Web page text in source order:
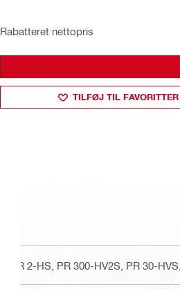
Rabatteret nettopris
TILFØJ TIL FAVORITTER
PR 2-HS, PR 300-HV2S, PR 30-